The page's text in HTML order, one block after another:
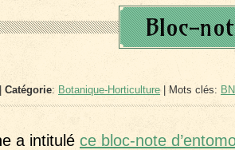
Bloc-
Catégorie: Botanique-Horticulture| Mots clés:
a intitulé ce bloc-note